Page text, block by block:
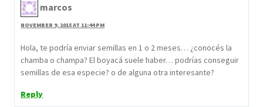
marcos
NOVEMBER 9, 2015 AT 11:44 PM
Hola, te podría enviar semillas en 1 o 2 meses… ¿conocés la
chamba o champa? El boyacá suele haber… podrías conseguir
semillas de esa especie? o de alguna otra interesante?
Reply